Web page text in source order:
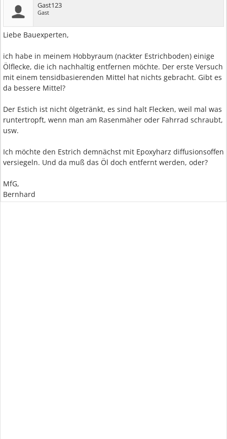
Gast123
Gast
Liebe Bauexperten,
ich habe in meinem Hobbyraum (nackter Estrichboden) einige
Ölflecke, die ich nachhaltig entfernen möchte. Der erste Versuch
mit einem tensidbasierenden Mittel hat nichts gebracht. Gibt es
da bessere Mittel?
Der Estich ist nicht ölgetränkt, es sind halt Flecken, weil mal was
runtertropft, wenn man am Rasenmäher oder Fahrrad schraubt,
usw.
Ich möchte den Estrich demnächst mit Epoxyharz diffusionsoffen
versiegeln. Und da muß das Öl doch entfernt werden, oder?
MfG,
Bernhard